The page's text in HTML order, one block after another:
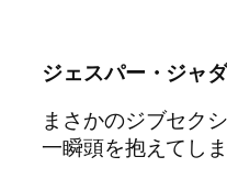
ジェスパー・ジャ
まさかのジブセク
一瞬頭を抱えてしま